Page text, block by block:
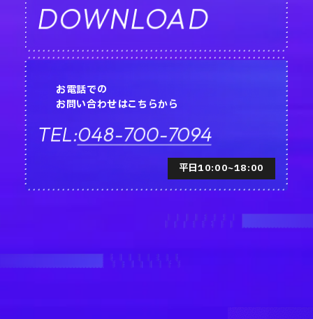
DOWNLOAD
お電話での
お問い合わせはこちらから
TEL:048-700-7094
平日10:00~18:00